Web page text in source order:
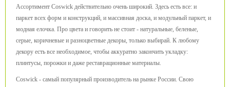
Ассортимент Coswick действительно очень широкий. Здесь есть все: и
паркет всех форм и конструкций, и массивная доска, и модульный паркет, и
модная елочка. Про цвета и говорить не стоит - натуральные, беленые,
серые, коричневые и разноцветные декоры, только выбирай. К любому
декору есть все необходимое, чтобы аккуратно закончить укладку:
плинтусы, порожки и даже реставрационные материалы.
Coswick - самый популярный производитель на рынке России. Свою